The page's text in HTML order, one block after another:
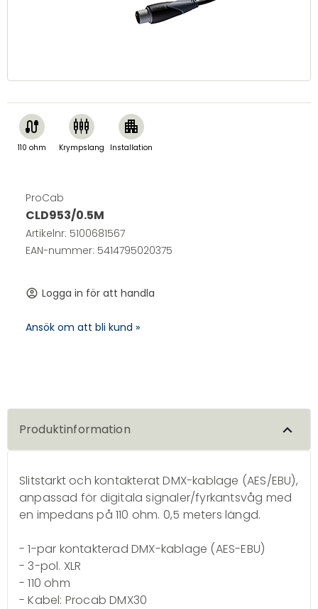
cable
110 ohm
settings_input_component
Krympslang
apartment
Installation
ProCab
CLD953/0.5M
Artikelnr: 5100681567
EAN-nummer: 5414795020375
account_circle Logga in för att handla
Ansök om att bli kund »
Produktinformation
Slitstarkt och kontakterat DMX-kablage (AES/EBU),
anpassad för digitala signaler/fyrkantsvåg med
en impedans på 110 ohm. 0,5 meters längd.
- 1-par kontakterad DMX-kablage (AES-EBU)
- 3-pol. XLR
- 110 ohm
- Kabel: Procab DMX30